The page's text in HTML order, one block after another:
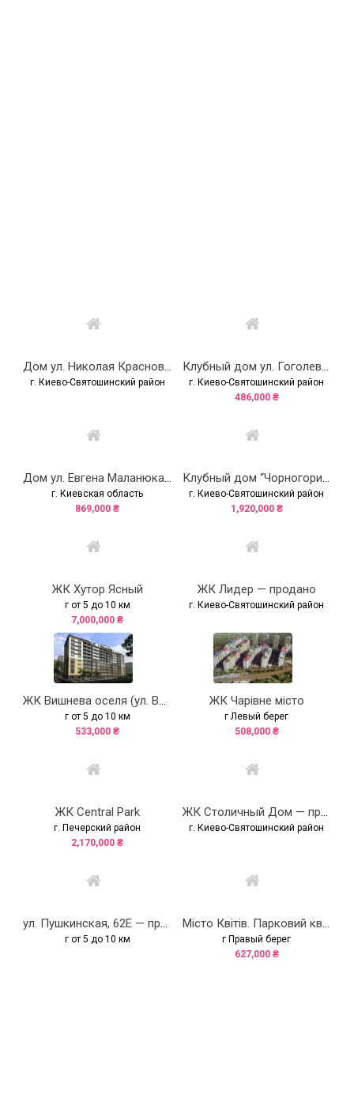
Дом ул. Николая Краснова, 19 — продано
г. Киево-Святошинский район
Клубный дом ул. Гоголевская, 43
г. Киево-Святошинский район
486,000 ₴
Дом ул. Евгена Маланюка (Сагайдака), 101
г. Киевская область
869,000 ₴
Клубный дом “Чорногория” (“Чорногорія”)
г. Киево-Святошинский район
1,920,000 ₴
ЖК Хутор Ясный
г от 5 до 10 км
7,000,000 ₴
ЖК Лидер — продано
г. Киево-Святошинский район
ЖК Вишнева оселя (ул. Вишневая)
г от 5 до 10 км
533,000 ₴
ЖК Чарівне місто
г Левый берег
508,000 ₴
ЖК Central Park
г. Печерский район
2,170,000 ₴
ЖК Столичный Дом — продано
г. Киево-Святошинский район
ул. Пушкинская, 62Е — продано
г от 5 до 10 км
Місто Квітів. Парковий квартал
г Правый берег
627,000 ₴